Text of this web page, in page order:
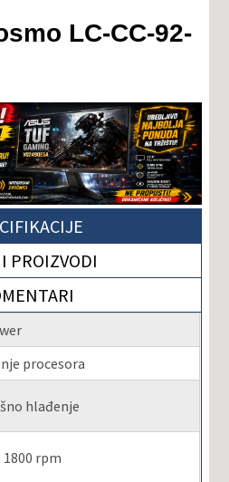
LC-CC-92-
PROIZVODI
procesora
hlađenje
1800 rpm